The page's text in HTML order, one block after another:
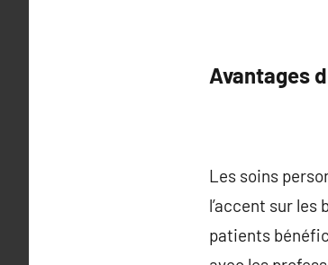
Avantages
Les soins
l’accent sur
patients